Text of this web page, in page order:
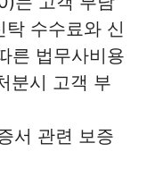
수수료와 신
른 법무사비용
분시 고객 부
서 관련 보증